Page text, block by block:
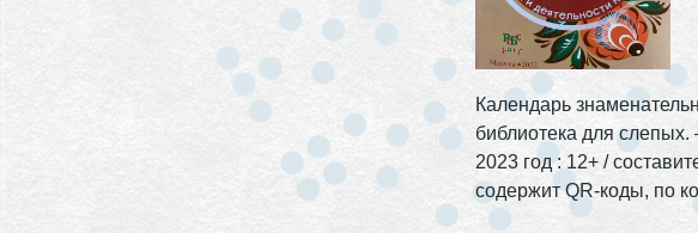
Календарь
библиотека для слепых.
2023 год : 12+ /
содержит QR-коды, по